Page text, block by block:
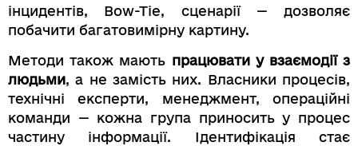
інцидентів, Bow-Tie, сценарії — дозволяє
побачити багатовимірну картину.
Методи також мають працювати у взаємодії з
людьми, а не замість них. Власники процесів,
технічні експерти, менеджмент, операційні
команди — кожна група приносить у процес
частину інформації. Ідентифікація стає